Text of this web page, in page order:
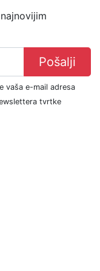
Pošalji
vaša e-mail adresa
tvrtke